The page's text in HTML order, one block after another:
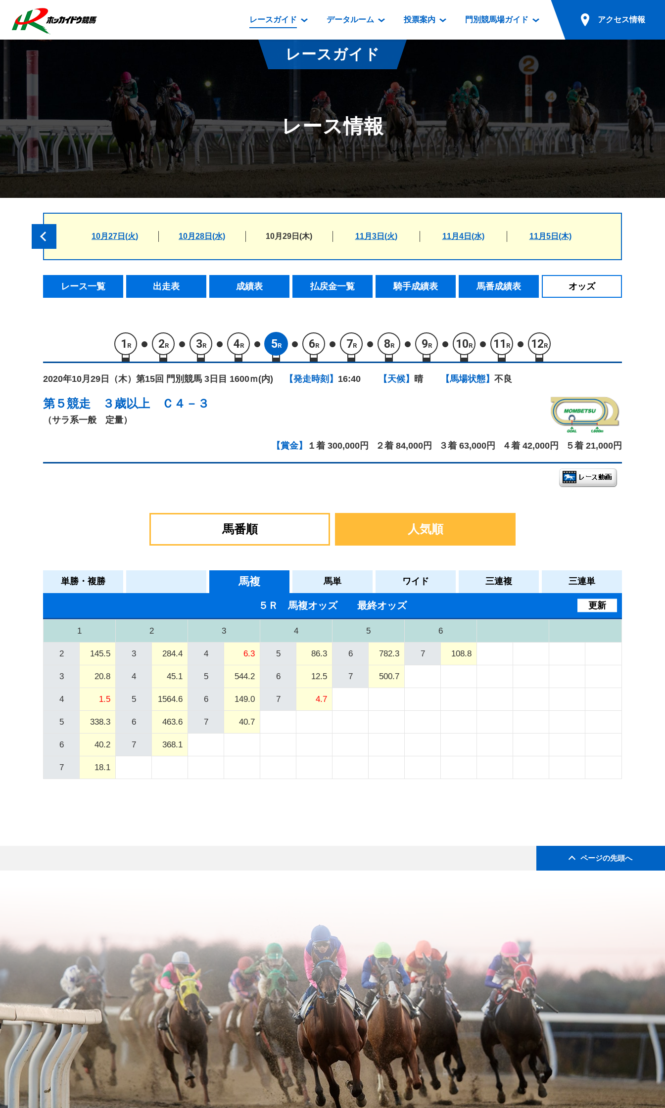
レースガイド
レース情報
払戻金一覧
騎手成績表
馬番成績表
オッズ
番組・級別表ダウンロード
開催カレンダー
重賞競走体系図
スタリオンシリーズ競走
道内の発売情報(PDF)
データルーム
データルーム
騎手・調教師紹介
坂路調教映像
遠征馬情報
番組編成要領
映像コンテンツ
重賞競走VTR
重賞競走参考VTR
レースダイジェスト
新馬ダイジェスト
投票案内
電話・インターネット投票
場外発売所
実況・テレホンサービス
発売・払戻
門別競馬場ガイド
門別競馬場情報
門別競馬場グルメ
とねっこジンギスカン
いずみ食堂
ルンビニフードカフェ
勝馬屋
アクセス情報
無料送迎バスでのご来場
公共の交通機関でのご来場
レースガイド
レース情報
10月27日(火) 10月28日(水) 10月29日(木) 11月3日(火) 11月4日(水) 11月5日(木)
レース一覧 出走表 成績表 払戻金一覧 騎手成績表 馬番成績表 オッズ
1 R 2R 3R 4R 5R 6R 7R 8R 9R 10R 11 R 12R
2020年10月29日（木） 第15回 門別競馬 3日目 1600ｍ(内) 【発走時刻】 16:40 【天候】 晴 【馬場状態】 不良
第５競走 ３歳以上 Ｃ４－３
（サラ系一般 定量）
【賞金】 １着 300,000円 ２着 84,000円 ３着 63,000円 ４着 42,000円 ５着 21,000円
馬番順 人気順
単勝・複勝 馬複 馬単 ワイド 三連複 三連単
５Ｒ 馬複オッズ 最終オッズ 更新
1 2 3 4 5 6
2 145.5 3 284.4 4 6.3 5 86.3 6 782.3 7 108.8
3 20.8 4 45.1 5 544.2 6 12.5 7 500.7
4 1.5 5 1564.6 6 149.0 7 4.7
5 338.3 6 463.6 7 40.7
6 40.2 7 368.1
7 18.1
ページの先頭へ